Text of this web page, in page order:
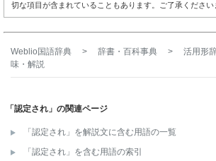
切な項目が含まれていることもあります。ご了承ください
Weblio国語辞典 > 辞書・百科事典 > 活用形
味・解説
「認定され」の関連ページ
「認定され」を解説文に含む用語の一覧
「認定され」を含む用語の索引